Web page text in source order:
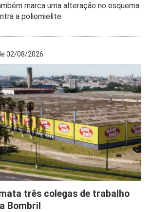
marca uma alteração no esquema
a poliomielite
02/08/2026
três colegas de trabalho
Bombril